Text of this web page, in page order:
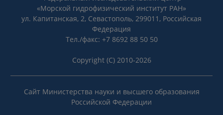
«Морской гидрофизический институт РАН»
ул. Капитанская, 2, Севастополь, 299011, Российская
Федерация
Тел./факс: +7 8692 88 50 50
Copyright (C) 2010-2026
Сайт Министерства науки и высшего образования
Российской Федерации